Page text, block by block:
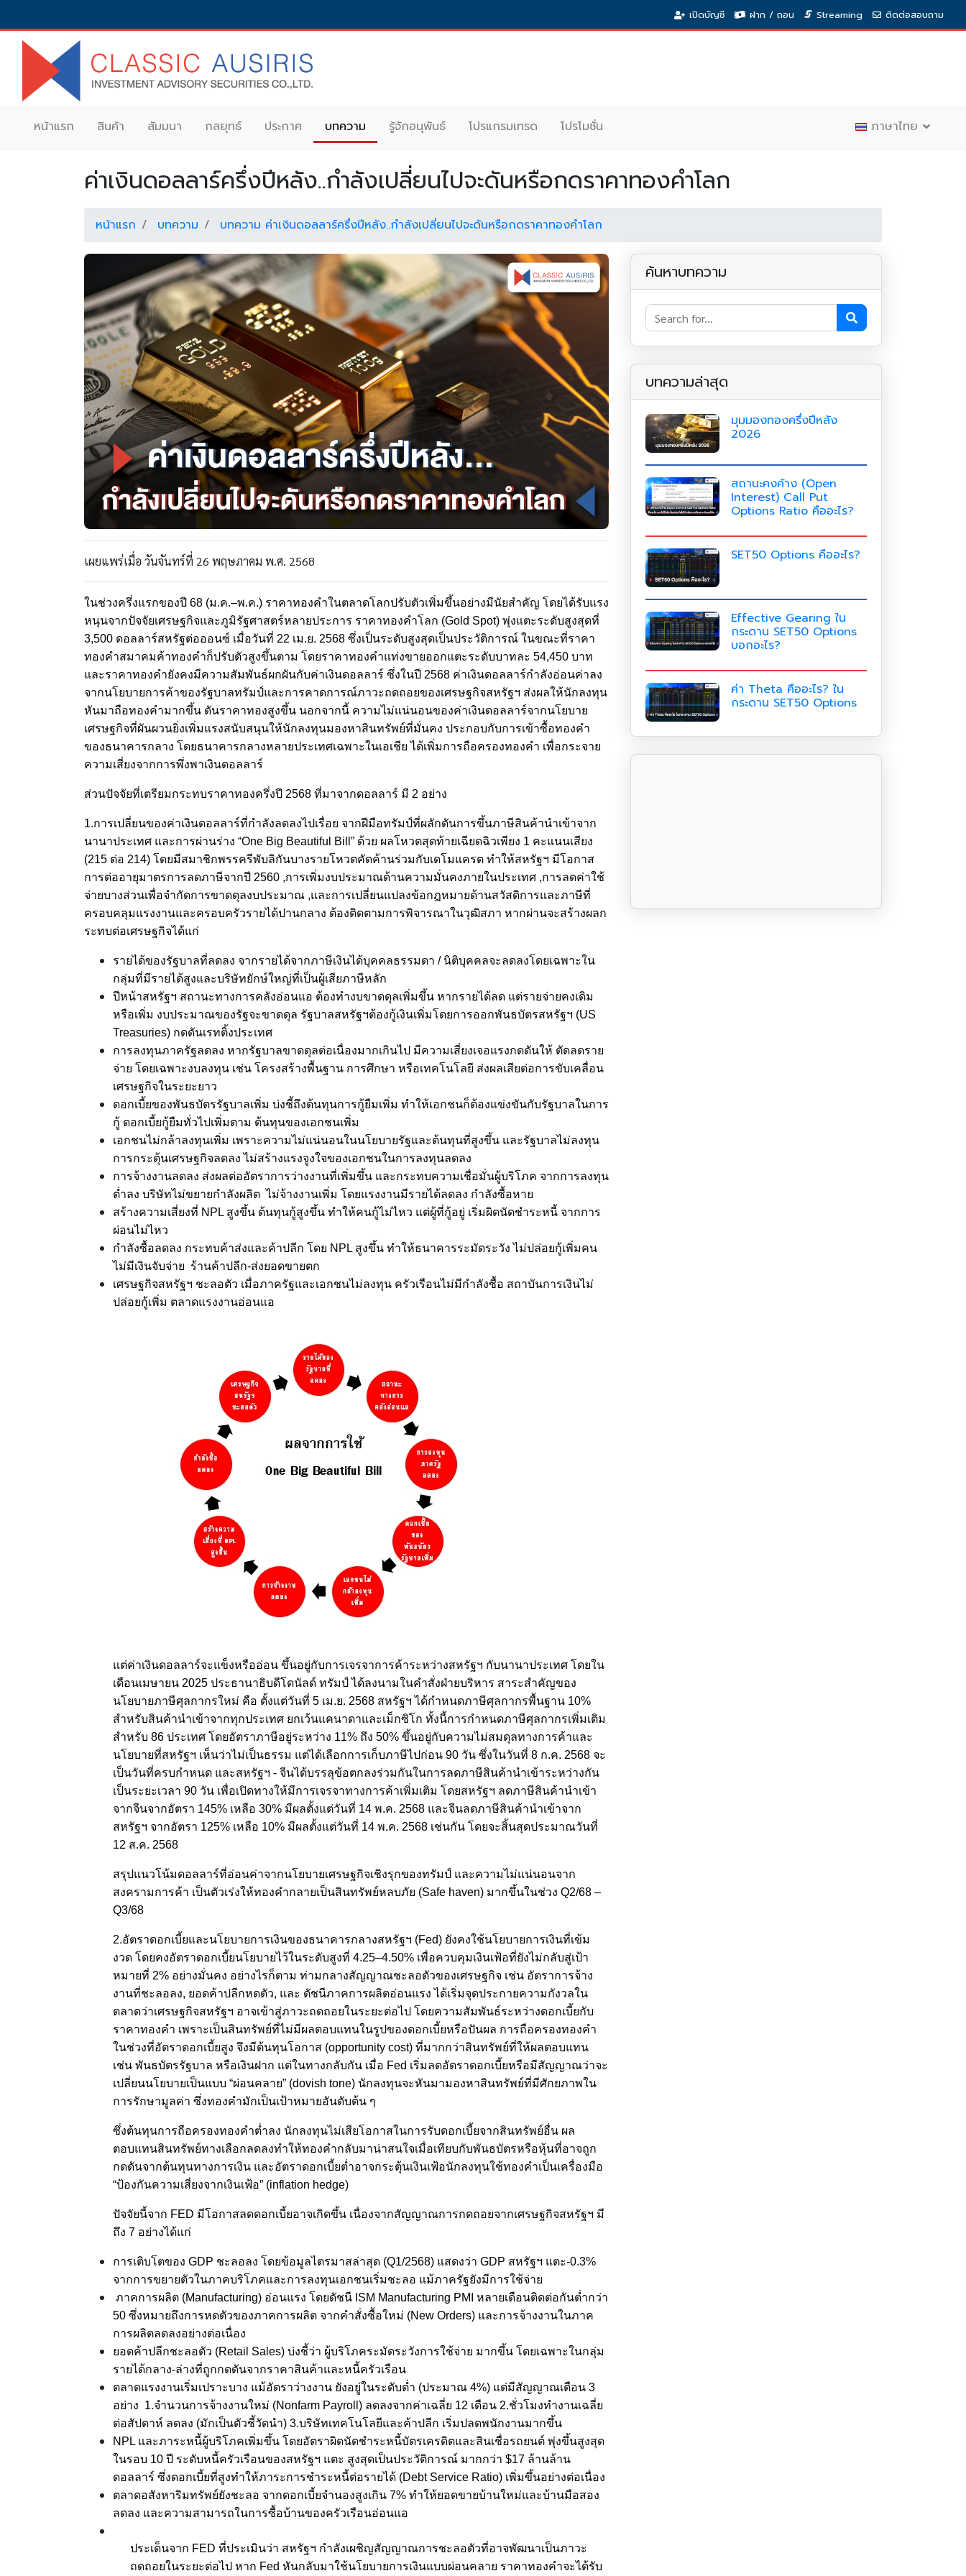
เปิดบัญชี ฝาก / ถอน Streaming ติดต่อสอบถาม
หน้าแรก สินค้า สัมมนา กลยุทธ์ ประกาศ
บทความ
(current)
รู้จักอนุพันธ์ โปรแกรมเทรด โปรโมชั่น ภาษาไทย
ค่าเงินดอลลาร์ครึ่งปีหลัง..กำลังเปลี่ยนไปจะดันหรือกดราคาทองคำโลก
หน้าแรก บทความ บทความ ค่าเงินดอลลาร์ครึ่งปีหลัง..กำลังเปลี่ยนไปจะดันหรือกดราคาทองคำโลก
เผยแพร่เมื่อ วันจันทร์ที่ 26 พฤษภาคม พ.ศ. 2568
ในช่วงครึ่งแรกของปี 68 (ม.ค.–พ.ค.) ราคาทองคำในตลาดโลกปรับตัวเพิ่มขึ้นอย่างมีนัยสำคัญ โดยได้รับแรง
หนุนจากปัจจัยเศรษฐกิจและภูมิรัฐศาสตร์หลายประการ ราคาทองคำโลก (Gold Spot) พุ่งแตะระดับสูงสุดที่
3,500 ดอลลาร์สหรัฐต่อออนซ์ เมื่อวันที่ 22 เม.ย. 2568 ซึ่งเป็นระดับสูงสุดเป็นประวัติการณ์ ในขณะที่ราคา
ทองคำสมาคมค้าทองคำก็ปรับตัวสูงขึ้นตาม โดยราคาทองคำแท่งขายออกแตะระดับบาทละ 54,450 บาท
และราคาทองคำยังคงมีความสัมพันธ์ผกผันกับค่าเงินดอลลาร์ ซึ่งในปี 2568 ค่าเงินดอลลาร์กำลังอ่อนค่าลง
จากนโยบายการค้าของรัฐบาลทรัมป์และการคาดการณ์ภาวะถดถอยของเศรษฐกิจสหรัฐฯ ส่งผลให้นักลงทุน
หันมาถือทองคำมากขึ้น ดันราคาทองสูงขึ้น นอกจากนี้ ความไม่แน่นอนของค่าเงินดอลลาร์จากนโยบาย
เศรษฐกิจที่ผันผวนยิ่งเพิ่มแรงสนับสนุนให้นักลงทุนมองหาสินทรัพย์ที่มั่นคง ประกอบกับการเข้าซื้อทองคำ
ของธนาคารกลาง โดยธนาคารกลางหลายประเทศเฉพาะในเอเชีย ได้เพิ่มการถือครองทองคำ เพื่อกระจาย
ความเสี่ยงจากการพึ่งพาเงินดอลลาร์
ส่วนปัจจัยที่เตรียมกระทบราคาทองครึ่งปี 2568 ที่มาจากดอลลาร์ มี 2 อย่าง
1.การเปลี่ยนของค่าเงินดอลลาร์ที่กำลังลดลงไปเรื่อย จากฝีมือทรัมป์ที่ผลักดันการขึ้นภาษีสินค้านำเข้าจาก
นานาประเทศ และการผ่านร่าง “One Big Beautiful Bill” ด้วย ผลโหวตสุดท้ายเฉียดฉิวเพียง 1 คะแนนเสียง
(215 ต่อ 214) โดยมีสมาชิกพรรครีพับลิกันบางรายโหวตคัดค้านร่วมกับเดโมแครต ทำให้สหรัฐฯ มีโอกาส
การต่ออายุมาตรการลดภาษีจากปี 2560 ,การเพิ่มงบประมาณด้านความมั่นคงภายในประเทศ ,การลดค่าใช้
จ่ายบางส่วนเพื่อจำกัดการขาดดุลงบประมาณ ,และการเปลี่ยนแปลงข้อกฎหมายด้านสวัสดิการและภาษีที่
ครอบคลุมแรงงานและครอบครัวรายได้ปานกลาง ต้องติดตามการพิจารณาในวุฒิสภา หากผ่านจะสร้างผลก
ระทบต่อเศรษฐกิจได้แก่
รายได้ของรัฐบาลที่ลดลง จากรายได้จากภาษีเงินได้บุคคลธรรมดา / นิติบุคคลจะลดลงโดยเฉพาะใน
กลุ่มที่มีรายได้สูงและบริษัทยักษ์ใหญ่ที่เป็นผู้เสียภาษีหลัก
ปีหน้าสหรัฐฯ สถานะทางการคลังอ่อนแอ ต้องทำงบขาดดุลเพิ่มขึ้น หากรายได้ลด แต่รายจ่ายคงเดิม
หรือเพิ่ม งบประมาณของรัฐจะขาดดุล รัฐบาลสหรัฐฯต้องกู้เงินเพิ่มโดยการออกพันธบัตรสหรัฐฯ (US
Treasuries) กดดันเรทติ้งประเทศ
การลงทุนภาครัฐลดลง หากรัฐบาลขาดดุลต่อเนื่องมากเกินไป มีความเสี่ยงเจอแรงกดดันให้ ตัดลดราย
จ่าย โดยเฉพาะงบลงทุน เช่น โครงสร้างพื้นฐาน การศึกษา หรือเทคโนโลยี ส่งผลเสียต่อการขับเคลื่อน
เศรษฐกิจในระยะยาว
ดอกเบี้ยของพันธบัตรรัฐบาลเพิ่ม บ่งชี้ถึงต้นทุนการกู้ยืมเพิ่ม ทำให้เอกชนก็ต้องแข่งขันกับรัฐบาลในการ
กู้ ดอกเบี้ยกู้ยืมทั่วไปเพิ่มตาม ต้นทุนของเอกชนเพิ่ม
เอกชนไม่กล้าลงทุนเพิ่ม เพราะความไม่แน่นอนในนโยบายรัฐและต้นทุนที่สูงขึ้น และรัฐบาลไม่ลงทุน
การกระตุ้นเศรษฐกิจลดลง ไม่สร้างแรงจูงใจของเอกชนในการลงทุนลดลง
การจ้างงานลดลง ส่งผลต่ออัตราการว่างงานที่เพิ่มขึ้น และกระทบความเชื่อมั่นผู้บริโภค จากการลงทุน
ต่ำลง บริษัทไม่ขยายกำลังผลิต ไม่จ้างงานเพิ่ม โดยแรงงานมีรายได้ลดลง กำลังซื้อหาย
สร้างความเสี่ยงที่ NPL สูงขึ้น ต้นทุนกู้สูงขึ้น ทำให้คนกู้ไม่ไหว แต่ผู้ที่กู้อยู่ เริ่มผิดนัดชำระหนี้ จากการ
ผ่อนไม่ไหว
กำลังซื้อลดลง กระทบค้าส่งและค้าปลีก โดย NPL สูงขึ้น ทำให้ธนาคารระมัดระวัง ไม่ปล่อยกู้เพิ่มคน
ไม่มีเงินจับจ่าย ร้านค้าปลีก-ส่งยอดขายตก
เศรษฐกิจสหรัฐฯ ชะลอตัว เมื่อภาครัฐและเอกชนไม่ลงทุน ครัวเรือนไม่มีกำลังซื้อ สถาบันการเงินไม่
ปล่อยกู้เพิ่ม ตลาดแรงงานอ่อนแอ
แต่ค่าเงินดอลลาร์จะแข็งหรืออ่อน ขึ้นอยู่กับการเจรจาการค้าระหว่างสหรัฐฯ กับนานาประเทศ โดยใน
เดือนเมษายน 2025 ประธานาธิบดีโดนัลด์ ทรัมป์ ได้ลงนามในคำสั่งฝ่ายบริหาร สาระสำคัญของ
นโยบายภาษีศุลกากรใหม่ คือ ตั้งแต่วันที่ 5 เม.ย. 2568 สหรัฐฯ ได้กำหนดภาษีศุลกากรพื้นฐาน 10%
สำหรับสินค้านำเข้าจากทุกประเทศ ยกเว้นแคนาดาและเม็กซิโก ทั้งนี้การกำหนดภาษีศุลกากรเพิ่มเติม
สำหรับ 86 ประเทศ โดยอัตราภาษีอยู่ระหว่าง 11% ถึง 50% ขึ้นอยู่กับความไม่สมดุลทางการค้าและ
นโยบายที่สหรัฐฯ เห็นว่าไม่เป็นธรรม แต่ได้เลือกการเก็บภาษีไปก่อน 90 วัน ซึ่งในวันที่ 8 ก.ค. 2568 จะ
เป็นวันที่ครบกำหนด และสหรัฐฯ - จีนได้บรรลุข้อตกลงร่วมกันในการลดภาษีสินค้านำเข้าระหว่างกัน
เป็นระยะเวลา 90 วัน เพื่อเปิดทางให้มีการเจรจาทางการค้าเพิ่มเติม โดยสหรัฐฯ ลดภาษีสินค้านำเข้า
จากจีนจากอัตรา 145% เหลือ 30% มีผลตั้งแต่วันที่ 14 พ.ค. 2568 และจีนลดภาษีสินค้านำเข้าจาก
สหรัฐฯ จากอัตรา 125% เหลือ 10% มีผลตั้งแต่วันที่ 14 พ.ค. 2568 เช่นกัน โดยจะสิ้นสุดประมาณวันที่
12 ส.ค. 2568
สรุปแนวโน้มดอลลาร์ที่อ่อนค่าจากนโยบายเศรษฐกิจเชิงรุกของทรัมป์ และความไม่แน่นอนจาก
สงครามการค้า เป็นตัวเร่งให้ทองคำกลายเป็นสินทรัพย์หลบภัย (Safe haven) มากขึ้นในช่วง Q2/68 –
Q3/68
2.อัตราดอกเบี้ยและนโยบายการเงินของธนาคารกลางสหรัฐฯ (Fed) ยังคงใช้นโยบายการเงินที่เข้ม
งวด โดยคงอัตราดอกเบี้ยนโยบายไว้ในระดับสูงที่ 4.25–4.50% เพื่อควบคุมเงินเฟ้อที่ยังไม่กลับสู่เป้า
หมายที่ 2% อย่างมั่นคง อย่างไรก็ตาม ท่ามกลางสัญญาณชะลอตัวของเศรษฐกิจ เช่น อัตราการจ้าง
งานที่ชะลอลง, ยอดค้าปลีกหดตัว, และ ดัชนีภาคการผลิตอ่อนแรง ได้เริ่มจุดประกายความกังวลใน
ตลาดว่าเศรษฐกิจสหรัฐฯ อาจเข้าสู่ภาวะถดถอยในระยะต่อไป โดยความสัมพันธ์ระหว่างดอกเบี้ยกับ
ราคาทองคำ เพราะเป็นสินทรัพย์ที่ไม่มีผลตอบแทนในรูปของดอกเบี้ยหรือปันผล การถือครองทองคำ
ในช่วงที่อัตราดอกเบี้ยสูง จึงมีต้นทุนโอกาส (opportunity cost) ที่มากกว่าสินทรัพย์ที่ให้ผลตอบแทน
เช่น พันธบัตรรัฐบาล หรือเงินฝาก แต่ในทางกลับกัน เมื่อ Fed เริ่มลดอัตราดอกเบี้ยหรือมีสัญญาณว่าจะ
เปลี่ยนนโยบายเป็นแบบ “ผ่อนคลาย” (dovish tone) นักลงทุนจะหันมามองหาสินทรัพย์ที่มีศักยภาพใน
การรักษามูลค่า ซึ่งทองคำมักเป็นเป้าหมายอันดับต้น ๆ
ซึ่งต้นทุนการถือครองทองคำต่ำลง นักลงทุนไม่เสียโอกาสในการรับดอกเบี้ยจากสินทรัพย์อื่น ผล
ตอบแทนสินทรัพย์ทางเลือกลดลงทำให้ทองคำกลับมาน่าสนใจเมื่อเทียบกับพันธบัตรหรือหุ้นที่อาจถูก
กดดันจากต้นทุนทางการเงิน และอัตราดอกเบี้ยต่ำอาจกระตุ้นเงินเฟ้อนักลงทุนใช้ทองคำเป็นเครื่องมือ
“ป้องกันความเสี่ยงจากเงินเฟ้อ” (inflation hedge)
ปัจจัยนี้จาก FED มีโอกาสลดดอกเบี้ยอาจเกิดขึ้น เนื่องจากสัญญาณการกดถอยจากเศรษฐกิจสหรัฐฯ มี
ถึง 7 อย่างได้แก่
การเติบโตของ GDP ชะลอลง โดยข้อมูลไตรมาสล่าสุด (Q1/2568) แสดงว่า GDP สหรัฐฯ แตะ-0.3%
จากการขยายตัวในภาคบริโภคและการลงทุนเอกชนเริ่มชะลอ แม้ภาครัฐยังมีการใช้จ่าย
ภาคการผลิต (Manufacturing) อ่อนแรง โดยดัชนี ISM Manufacturing PMI หลายเดือนติดต่อกันต่ำกว่า
50 ซึ่งหมายถึงการหดตัวของภาคการผลิต จากคำสั่งซื้อใหม่ (New Orders) และการจ้างงานในภาค
การผลิตลดลงอย่างต่อเนื่อง
ยอดค้าปลีกชะลอตัว (Retail Sales) บ่งชี้ว่า ผู้บริโภคระมัดระวังการใช้จ่าย มากขึ้น โดยเฉพาะในกลุ่ม
รายได้กลาง-ล่างที่ถูกกดดันจากราคาสินค้าและหนี้ครัวเรือน
ตลาดแรงงานเริ่มเปราะบาง แม้อัตราว่างงาน ยังอยู่ในระดับต่ำ (ประมาณ 4%) แต่มีสัญญาณเตือน 3
อย่าง 1.จำนวนการจ้างงานใหม่ (Nonfarm Payroll) ลดลงจากค่าเฉลี่ย 12 เดือน 2.ชั่วโมงทำงานเฉลี่ย
ต่อสัปดาห์ ลดลง (มักเป็นตัวชี้วัดนำ) 3.บริษัทเทคโนโลยีและค้าปลีก เริ่มปลดพนักงานมากขึ้น
NPL และภาระหนี้ผู้บริโภคเพิ่มขึ้น โดยอัตราผิดนัดชำระหนี้บัตรเครดิตและสินเชื่อรถยนต์ พุ่งขึ้นสูงสุด
ในรอบ 10 ปี ระดับหนี้ครัวเรือนของสหรัฐฯ แตะ สูงสุดเป็นประวัติการณ์ มากกว่า $17 ล้านล้าน
ดอลลาร์ ซึ่งดอกเบี้ยที่สูงทำให้ภาระการชำระหนี้ต่อรายได้ (Debt Service Ratio) เพิ่มขึ้นอย่างต่อเนื่อง
ตลาดอสังหาริมทรัพย์ยังชะลอ จากดอกเบี้ยจำนองสูงเกิน 7% ทำให้ยอดขายบ้านใหม่และบ้านมือสอง
ลดลง และความสามารถในการซื้อบ้านของครัวเรือนอ่อนแอ
ประเด็นจาก FED ที่ประเมินว่า สหรัฐฯ กำลังเผชิญสัญญาณการชะลอตัวที่อาจพัฒนาเป็นภาวะ
ถดถอยในระยะต่อไป หาก Fed หันกลับมาใช้นโยบายการเงินแบบผ่อนคลาย ราคาทองคำจะได้รับ
ค้นหาบทความ
บทความล่าสุด
มุมมองทองครึ่งปีหลัง
2026
สถานะคงค้าง (Open
Interest) Call Put
Options Ratio คืออะไร?
SET50 Options คืออะไร?
Effective Gearing ใน
กระดาน SET50 Options
บอกอะไร?
ค่า Theta คืออะไร? ใน
กระดาน SET50 Options